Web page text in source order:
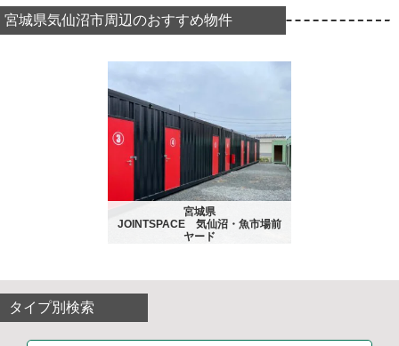
宮城県気仙沼市周辺のおすすめ物件
宮城県
JOINTSPACE 気仙沼・魚市場前
ヤード
タイプ別検索